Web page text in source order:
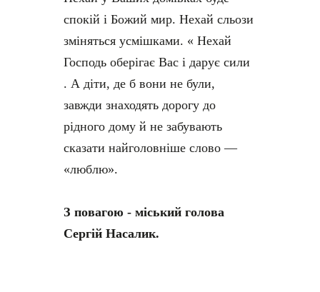
спокій і Божий мир. Нехай сльози
зміняться усмішками. « Нехай
Господь оберігає Вас і дарує сили
. А діти, де б вони не були,
завжди знаходять дорогу до
рідного дому й не забувають
сказати найголовніше слово —
«люблю».
З повагою - міський голова
Сергій Насалик.